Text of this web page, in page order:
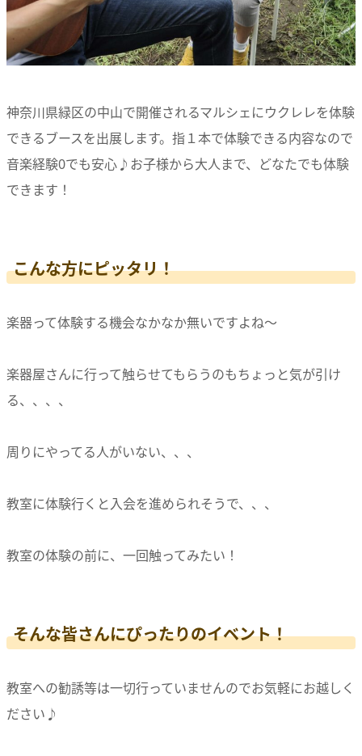
神奈川県緑区の中山で開催されるマルシェにウクレレを体験
できるブースを出展します。指１本で体験できる内容なので
音楽経験0でも安心♪お子様から大人まで、どなたでも体験
できます！
こんな方にピッタリ！
楽器って体験する機会なかなか無いですよね〜
楽器屋さんに行って触らせてもらうのもちょっと気が引け
る、、、、
周りにやってる人がいない、、、
教室に体験行くと入会を進められそうで、、、
教室の体験の前に、一回触ってみたい！
そんな皆さんにぴったりのイベント！
教室への勧誘等は一切行っていませんのでお気軽にお越しく
ださい♪